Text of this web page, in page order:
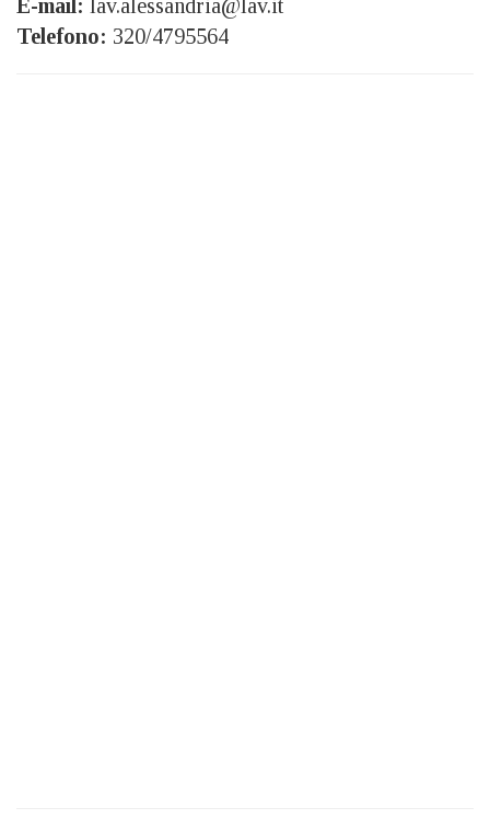
E-mail: lav.alessandria@lav.it
Telefono: 320/4795564